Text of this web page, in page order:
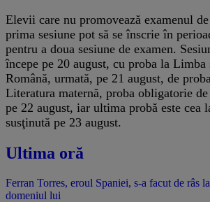
Elevii care nu promovează examenul
prima sesiune pot să se înscrie în
pentru a doua sesiune de examen.
începe pe 20 august, cu proba la
Română, urmată, pe 21 august, de
Literatura maternă, proba obligatorie
pe 22 august, iar ultima probă este cea
susţinută pe 23 august.
Ultima oră
Ferran Torres, eroul Spaniei, s-a facut de râs
domeniul lui